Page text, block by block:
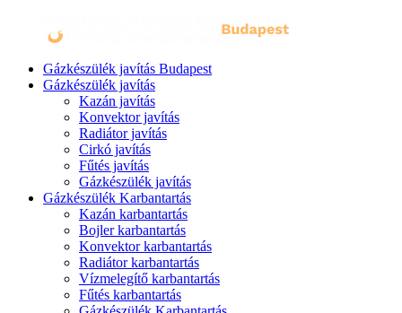
Gázkészülék javítás Budapest
Gázkészülék javítás
Kazán javítás
Konvektor javítás
Radiátor javítás
Cirkó javítás
Fűtés javítás
Gázkészülék javítás
Gázkészülék Karbantartás
Kazán karbantartás
Bojler karbantartás
Konvektor karbantartás
Radiátor karbantartás
Vízmelegítő karbantartás
Fűtés karbantartás